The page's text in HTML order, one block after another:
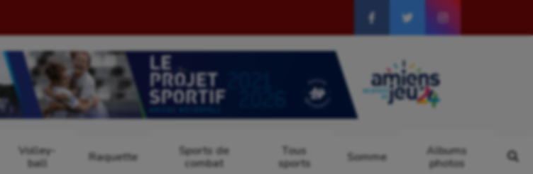
Volley-
ball
Raquette
Sports de
combat
Tous
sports
Somme
Albums
photos